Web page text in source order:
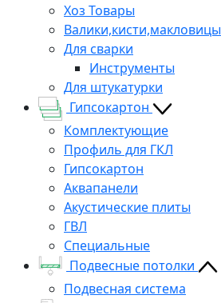
Хоз Товары
Валики,кисти,макловицы
Для сварки
Инструменты
Для штукатурки
Гипсокартон
Комплектующие
Профиль для ГКЛ
Гипсокартон
Аквапанели
Акустические плиты
ГВЛ
Специальные
Подвесные потолки
Подвесная система